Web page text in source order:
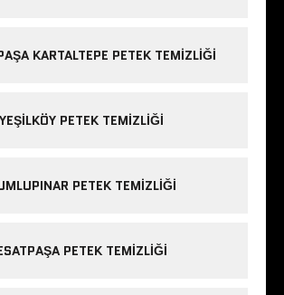
KARTALTEPE PETEK TEMIZLIĞI
YEŞILKÖY PETEK TEMIZLIĞI
PETEK TEMIZLIĞI
PETEK TEMIZLIĞI